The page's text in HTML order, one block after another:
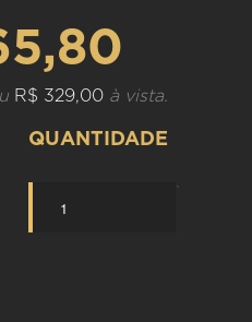
R$ 329,00 à vista.
QUANTIDADE
`